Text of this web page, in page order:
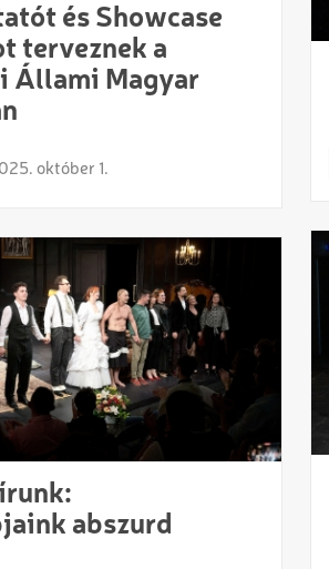
és Showcase
terveznek a
Állami Magyar
október 1.
abszurd